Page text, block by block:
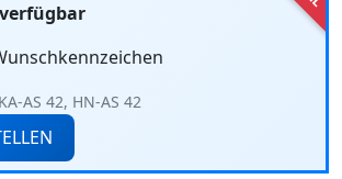
AS 42, HN-AS 42